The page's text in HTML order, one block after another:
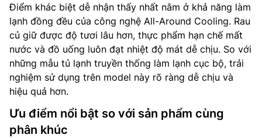
Điểm khác biệt dễ nhận thấy nhất nằm ở khả năng làm
lạnh đồng đều của công nghệ All-Around Cooling. Rau
củ giữ được độ tươi lâu hơn, thực phẩm hạn chế mất
nước và đồ uống luôn đạt nhiệt độ mát dễ chịu. So với
những mẫu tủ lạnh truyền thống làm lạnh cục bộ, trải
nghiệm sử dụng trên model này rõ ràng dễ chịu và
hiệu quả hơn.
Ưu điểm nổi bật so với sản phẩm cùng
phân khúc